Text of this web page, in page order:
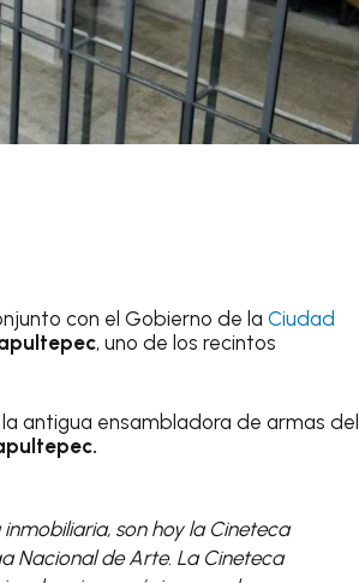
con el Gobierno de la Ciudad
, uno de los recintos
la antigua ensambladora de armas del
son hoy la Cineteca
Nacional de Arte. La Cineteca